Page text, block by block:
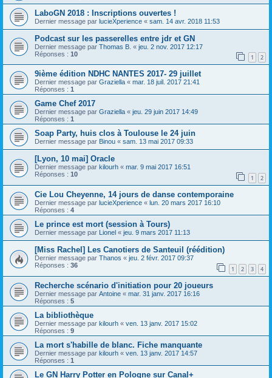
LaboGN 2018 : Inscriptions ouvertes !
Dernier message par lucieXperience « sam. 14 avr. 2018 11:53
Podcast sur les passerelles entre jdr et GN
Dernier message par Thomas B. « jeu. 2 nov. 2017 12:17
Réponses : 10 1 2
9ième édition NDHC NANTES 2017- 29 juillet
Dernier message par Graziella « mar. 18 juil. 2017 21:41
Réponses : 1
Game Chef 2017
Dernier message par Graziella « jeu. 29 juin 2017 14:49
Réponses : 1
Soap Party, huis clos à Toulouse le 24 juin
Dernier message par Binou « sam. 13 mai 2017 09:33
[Lyon, 10 mai] Oracle
Dernier message par kilourh « mar. 9 mai 2017 16:51
Réponses : 10 1 2
Cie Lou Cheyenne, 14 jours de danse contemporaine
Dernier message par lucieXperience « lun. 20 mars 2017 16:10
Réponses : 4
Le prince est mort (session à Tours)
Dernier message par Lionel « jeu. 9 mars 2017 11:13
[Miss Rachel] Les Canotiers de Santeuil (réédition)
Dernier message par Thanos « jeu. 2 févr. 2017 09:37
Réponses : 36 1 2 3 4
Recherche scénario d'initiation pour 20 joueurs
Dernier message par Antoine « mar. 31 janv. 2017 16:16
Réponses : 5
La bibliothèque
Dernier message par kilourh « ven. 13 janv. 2017 15:02
Réponses : 9
La mort s'habille de blanc. Fiche manquante
Dernier message par kilourh « ven. 13 janv. 2017 14:57
Réponses : 1
Le GN Harry Potter en Pologne sur Canal+